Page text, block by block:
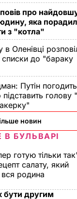
про
яка
з "котла"
в Оленівці
до "бараку
Путін
голову
новин
БУЛЬВАРІ
готую тільки
салату, який
родина
бути другим